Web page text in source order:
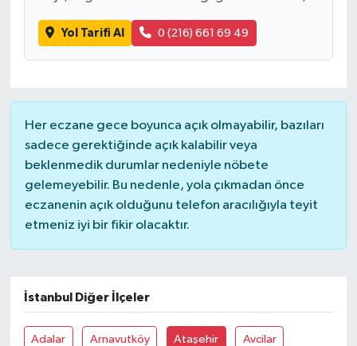
Yol Tarifi Al 0 (216) 661 69 49
Her eczane gece boyunca açık olmayabilir, bazıları
sadece gerektiğinde açık kalabilir veya
beklenmedik durumlar nedeniyle nöbete
gelemeyebilir. Bu nedenle, yola çıkmadan önce
eczanenin açık olduğunu telefon aracılığıyla teyit
etmeniz iyi bir fikir olacaktır.
İstanbul Diğer İlçeler
Adalar Arnavutköy Ataşehir Avcilar